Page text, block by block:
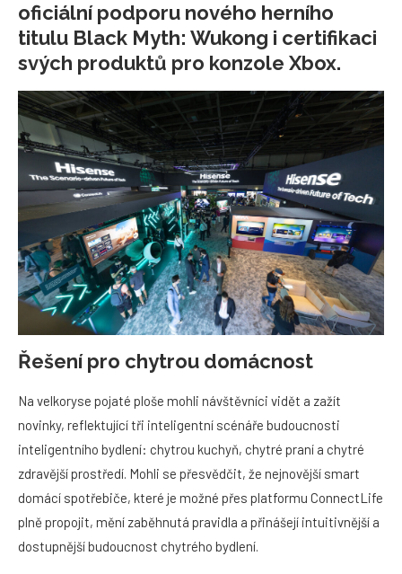
oficiální podporu nového herního
titulu Black Myth: Wukong i certifikaci
svých produktů pro konzole Xbox.
Řešení pro chytrou domácnost
Na velkoryse pojaté ploše mohli návštěvníci vidět a zažít
novinky, reflektující tři inteligentní scénáře budoucnosti
inteligentního bydlení: chytrou kuchyň, chytré praní a chytré
zdravější prostředí. Mohli se přesvědčit, že nejnovější smart
domácí spotřebiče, které je možné přes platformu ConnectLife
plně propojit, mění zaběhnutá pravidla a přinášejí intuitivnější a
dostupnější budoucnost chytrého bydlení.